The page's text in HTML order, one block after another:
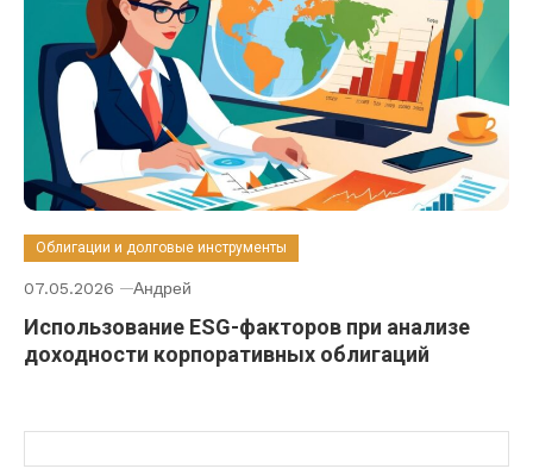
Облигации и долговые инструменты
07.05.2026 Андрей
Использование ESG-факторов при анализе
доходности корпоративных облигаций